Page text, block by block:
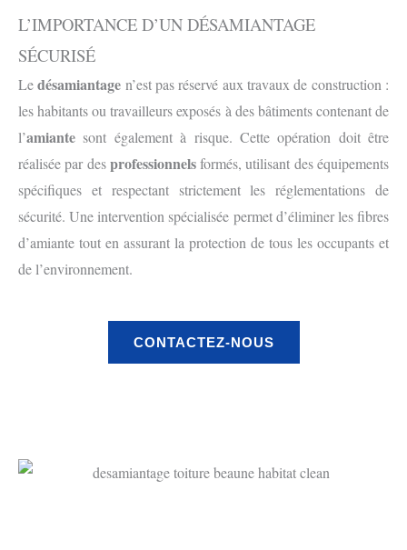
L’IMPORTANCE D’UN DÉSAMIANTAGE
SÉCURISÉ
Ledésamiantage n’est pas réservé aux travaux de construction :
les habitants ou travailleurs exposés à des bâtiments contenant de
l’amiante sont également à risque. Cette opération doit être
réalisée par desprofessionnelsformés, utilisant des équipements
spécifiques et respectant strictement les réglementations de
sécurité. Une intervention spécialisée permet d’éliminer les fibres
d’amiante tout en assurant la protection de tous les occupants et
de l’environnement.
CONTACTEZ-NOUS